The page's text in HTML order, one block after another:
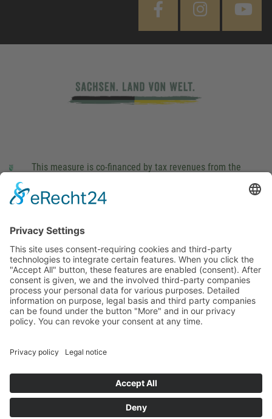
This measure is co-financed by tax revenues from the
Landtag (parliament).
This site uses consent-requiring cookies and third-party
technologies to integrate certain features. When you click the
"Accept All" button, these features are enabled (consent).
After consent is given, we and the involved third-party
companies process your personal data for various purposes.
companies can be found under the button "More" and in our
DENY ACCEPT MORE